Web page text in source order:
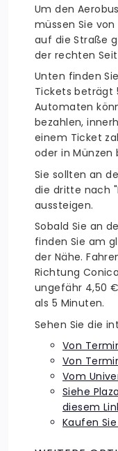
Um den
müssen Sie
auf die Straße
der rechten
Unten finden
Tickets beträgt
Automaten
bezahlen,
einem Ticket
oder in Münzen
Sie sollten an
die dritte nach
aussteigen.
Sobald Sie an
finden Sie am
der Nähe.
Richtung
ungefähr 4,50
als 5 Minuten.
Sehen Sie die
Von
Von
Vom
Siehe
diesem
Kaufen